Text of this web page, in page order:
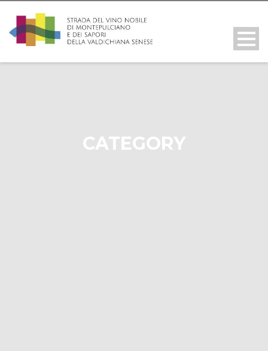
CATEGORY